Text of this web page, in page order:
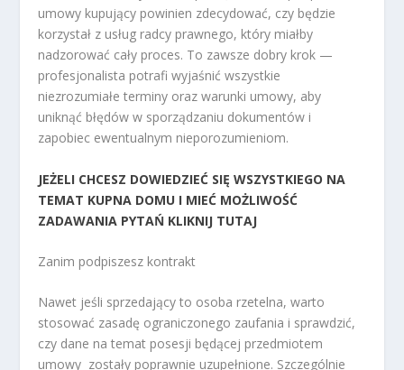
umowy kupujący powinien zdecydować, czy będzie
korzystał z usług radcy prawnego, który miałby
nadzorować cały proces. To zawsze dobry krok —
profesjonalista potrafi wyjaśnić wszystkie
niezrozumiałe terminy oraz warunki umowy, aby
uniknąć błędów w sporządzaniu dokumentów i
zapobiec ewentualnym nieporozumieniom.
JEŻELI CHCESZ DOWIEDZIEĆ SIĘ WSZYSTKIEGO NA
TEMAT KUPNA DOMU I MIEĆ MOŻLIWOŚĆ
ZADAWANIA PYTAŃ KLIKNIJ TUTAJ
Zanim podpiszesz kontrakt
Nawet jeśli sprzedający to osoba rzetelna, warto
stosować zasadę ograniczonego zaufania i sprawdzić,
czy dane na temat posesji będącej przedmiotem
umowy zostały poprawnie uzupełnione. Szczególnie